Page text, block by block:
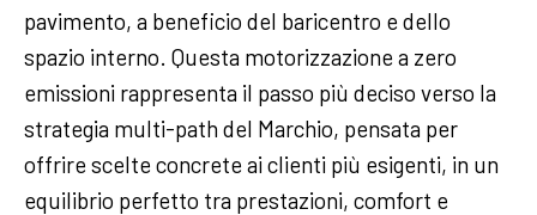
pavimento, a beneficio del baricentro e dello
spazio interno. Questa motorizzazione a zero
emissioni rappresenta il passo più deciso verso la
strategia multi-path del Marchio, pensata per
offrire scelte concrete ai clienti più esigenti, in un
equilibrio perfetto tra prestazioni, comfort e